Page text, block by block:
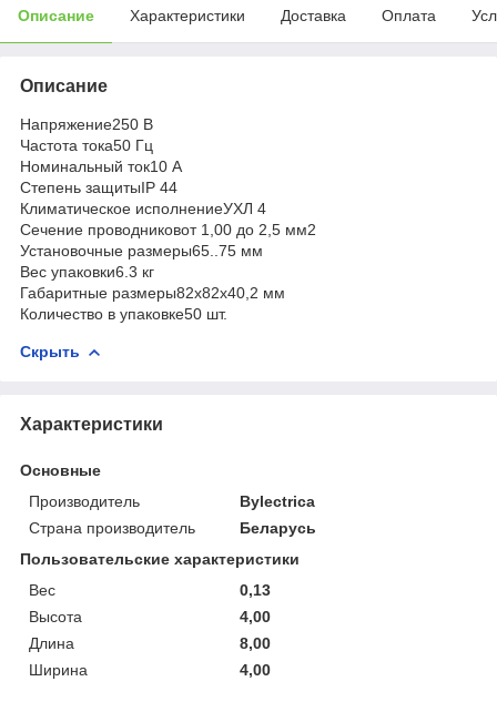
Описание Характеристики Доставка Оплата
Описание
Напряжение250 В
Частота тока50 Гц
Номинальный ток10 А
Степень защитыIP 44
Климатическое исполнениеУХЛ 4
Сечение проводниковот 1,00 до 2,5 мм2
Установочные размеры65..75 мм
Вес упаковки6.3 кг
Габаритные размеры82х82х40,2 мм
Количество в упаковке50 шт.
Скрыть
Характеристики
Основные
Производитель
Bylectrica
Страна производитель
Беларусь
Пользовательские характеристики
Вес
0,13
Высота
4,00
Длина
8,00
Ширина
4,00